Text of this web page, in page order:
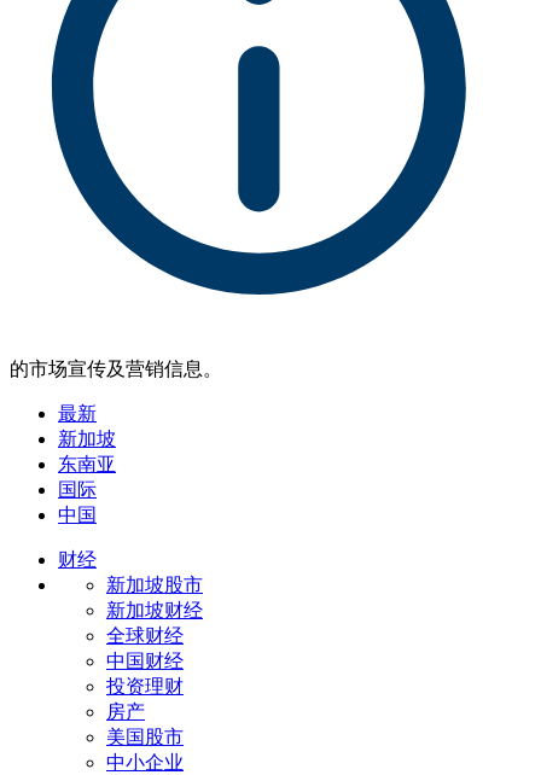
的市场宣传及营销信息。
最新
新加坡
东南亚
国际
中国
财经
新加坡股市
新加坡财经
全球财经
中国财经
投资理财
房产
美国股市
中小企业